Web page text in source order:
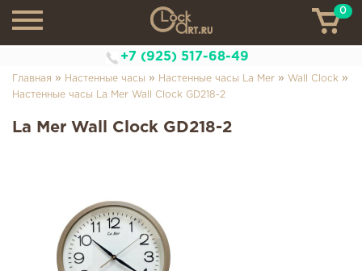
+7 (925) 517-68-49
ТН
0
Главная » Настенные часы » Настенные часы La Mer » Wall Clock »
Настенные часы La Mer Wall Clock GD218-2
La Mer Wall Clock GD218-2